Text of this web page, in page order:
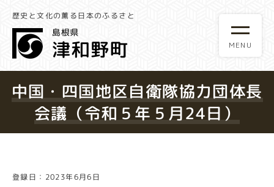
歴史と文化の薫る日本のふるさと
中国・四国地区自衛隊協力団体長
会議（令和５年５月24日）
登録日：2023年6月6日